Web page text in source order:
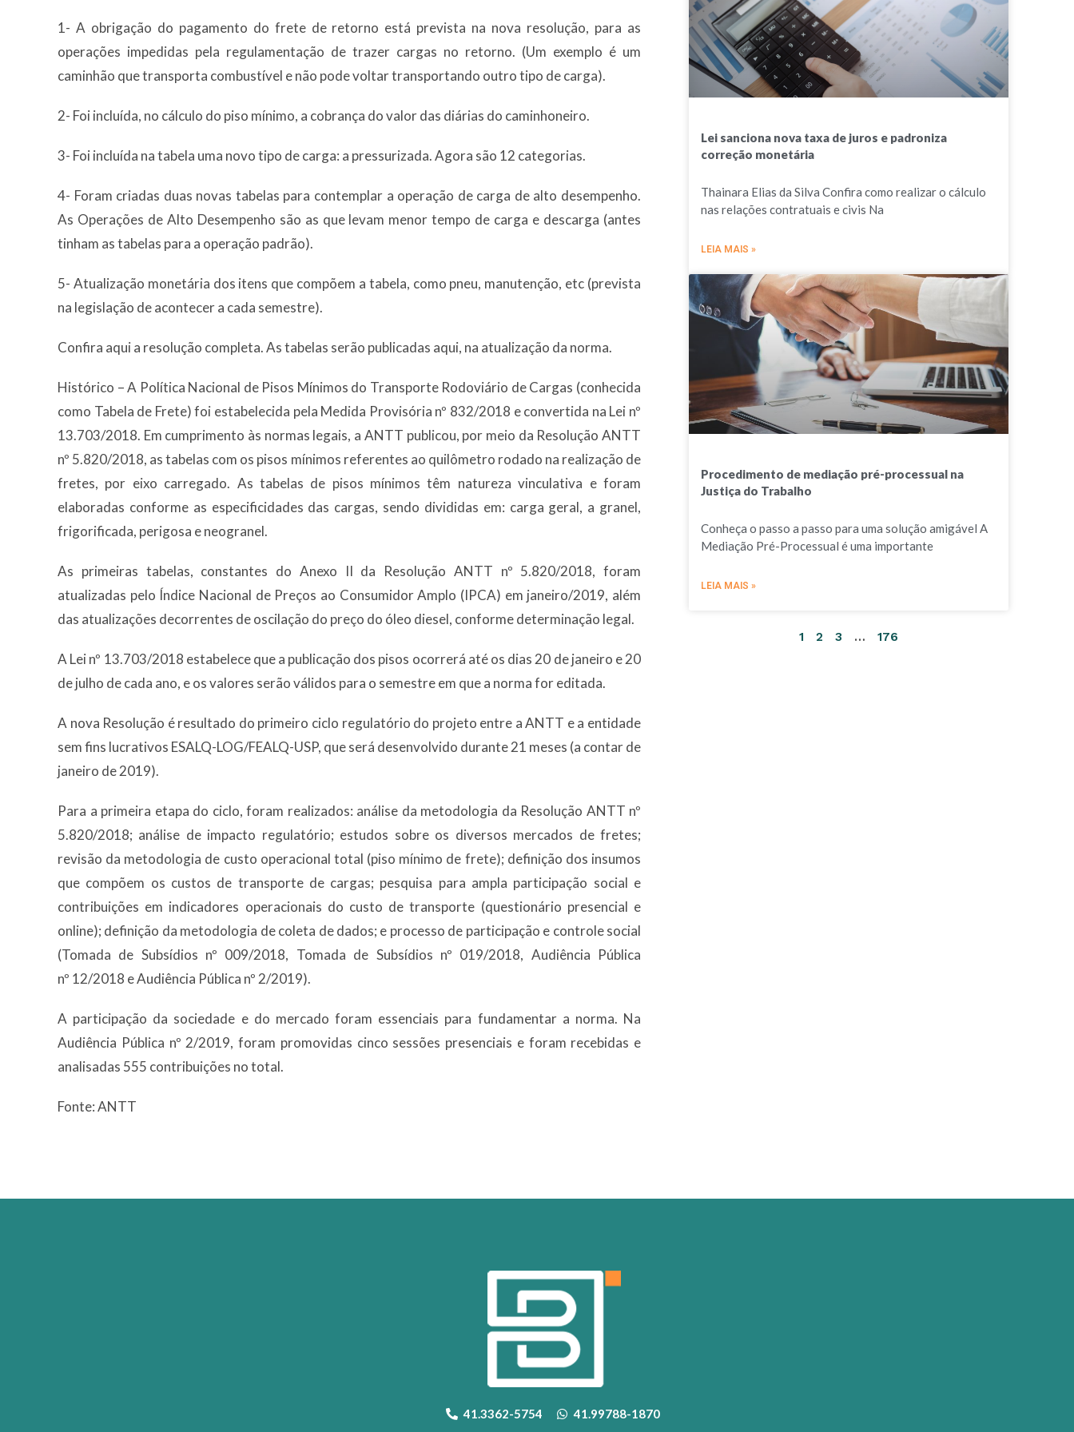
1- A obrigação do pagamento do frete de retorno está prevista na nova resolução, para as
operações impedidas pela regulamentação de trazer cargas no retorno. (Um exemplo é um
caminhão que transporta combustível e não pode voltar transportando outro tipo de carga).
2- Foi incluída, no cálculo do piso mínimo, a cobrança do valor das diárias do caminhoneiro.
3- Foi incluída na tabela uma novo tipo de carga: a pressurizada. Agora são 12 categorias.
4- Foram criadas duas novas tabelas para contemplar a operação de carga de alto desempenho.
As Operações de Alto Desempenho são as que levam menor tempo de carga e descarga (antes
tinham as tabelas para a operação padrão).
5- Atualização monetária dos itens que compõem a tabela, como pneu, manutenção, etc (prevista
na legislação de acontecer a cada semestre).
Confira aqui a resolução completa. As tabelas serão publicadas aqui, na atualização da norma.
Histórico – A Política Nacional de Pisos Mínimos do Transporte Rodoviário de Cargas (conhecida
como Tabela de Frete) foi estabelecida pela Medida Provisória nº 832/2018 e convertida na Lei nº
13.703/2018. Em cumprimento às normas legais, a ANTT publicou, por meio da Resolução ANTT
nº 5.820/2018, as tabelas com os pisos mínimos referentes ao quilômetro rodado na realização de
fretes, por eixo carregado. As tabelas de pisos mínimos têm natureza vinculativa e foram
elaboradas conforme as especificidades das cargas, sendo divididas em: carga geral, a granel,
frigorificada, perigosa e neogranel.
As primeiras tabelas, constantes do Anexo II da Resolução ANTT nº 5.820/2018, foram
atualizadas pelo Índice Nacional de Preços ao Consumidor Amplo (IPCA) em janeiro/2019, além
das atualizações decorrentes de oscilação do preço do óleo diesel, conforme determinação legal.
A Lei nº 13.703/2018 estabelece que a publicação dos pisos ocorrerá até os dias 20 de janeiro e 20
de julho de cada ano, e os valores serão válidos para o semestre em que a norma for editada.
A nova Resolução é resultado do primeiro ciclo regulatório do projeto entre a ANTT e a entidade
sem fins lucrativos ESALQ-LOG/FEALQ-USP, que será desenvolvido durante 21 meses (a contar de
janeiro de 2019).
Para a primeira etapa do ciclo, foram realizados: análise da metodologia da Resolução ANTT nº
5.820/2018; análise de impacto regulatório; estudos sobre os diversos mercados de fretes;
revisão da metodologia de custo operacional total (piso mínimo de frete); definição dos insumos
que compõem os custos de transporte de cargas; pesquisa para ampla participação social e
contribuições em indicadores operacionais do custo de transporte (questionário presencial e
online); definição da metodologia de coleta de dados; e processo de participação e controle social
(Tomada de Subsídios nº 009/2018, Tomada de Subsídios nº 019/2018, Audiência Pública
nº 12/2018 e Audiência Pública nº 2/2019).
A participação da sociedade e do mercado foram essenciais para fundamentar a norma. Na
Audiência Pública nº 2/2019, foram promovidas cinco sessões presenciais e foram recebidas e
analisadas 555 contribuições no total.
Fonte: ANTT
Lei sanciona nova taxa de juros e padroniza
correção monetária
Thainara Elias da Silva Confira como realizar o cálculo
nas relações contratuais e civis Na
LEIA MAIS »
Procedimento de mediação pré-processual na
Justiça do Trabalho
Conheça o passo a passo para uma solução amigável A
Mediação Pré-Processual é uma importante
LEIA MAIS »
1 2 3 … 176
41.3362-5754 41.99788-1870